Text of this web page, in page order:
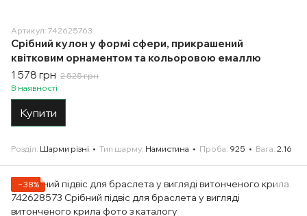
Артикул: 742625763
Срібний кулон у формі сфери, прикрашений
квітковим орнаментом та кольоровою емаллю
1 578 грн 2 525 грн
В наявності
Купити
Розділ Шарми різні Тип шарму Намистина Проба 925 Вага 2.16
−38%